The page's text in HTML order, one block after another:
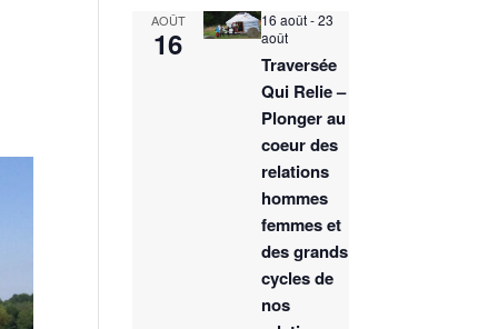
AOÛT
16
16 août-23
août
Traversée
Qui Relie –
Plonger au
coeur des
relations
hommes
femmes et
des grands
cycles de
nos